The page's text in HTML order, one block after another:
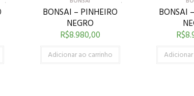
BONSAI – PINHEIRO
NEGRO
R$8.980,00
Adicionar ao carrinho
BONSAI
R$